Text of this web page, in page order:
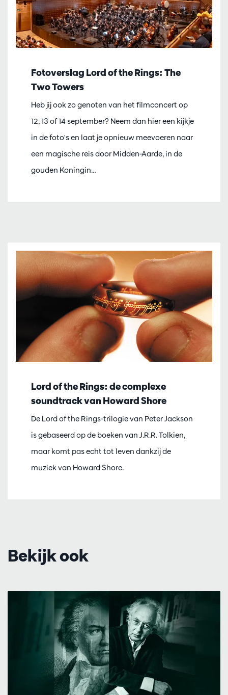
Fotoverslag Lord of the Rings: The
Two Towers
Heb jij ook zo genoten van het filmconcert op
12, 13 of 14 september? Neem dan hier een kijkje
in de foto's en laat je opnieuw meevoeren naar
een magische reis door Midden-Aarde, in de
gouden Koningin…
Lord of the Rings: de complexe
soundtrack van Howard Shore
De Lord of the Rings-trilogie van Peter Jackson
is gebaseerd op de boeken van J.R.R. Tolkien,
maar komt pas echt tot leven dankzij de
muziek van Howard Shore.
Bekijk ook